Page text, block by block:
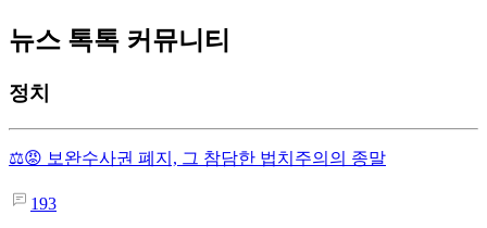
뉴스 톡톡 커뮤니티
정치
⚖️😡 보완수사권 폐지, 그 참담한 법치주의의 종말
193